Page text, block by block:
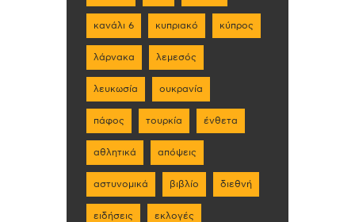
κανάλι 6 κυπριακό κύπρος
λάρνακα λεμεσός
λευκωσία ουκρανία
πάφος τουρκία ένθετα
αθλητικά απόψεις
αστυνομικά βιβλίο διεθνή
ειδήσεις εκλογές